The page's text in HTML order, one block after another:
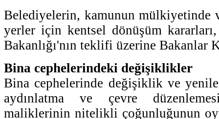
Belediyelerin, kamunun mülkiyetinde
yerler için kentsel dönüşüm
Bakanlığı'nın teklifi üzerine Bakanlar
Bina cephelerindeki değişiklikler
Bina cephelerinde değişiklik ve
aydınlatma ve çevre
maliklerinin nitelikli çoğunluğunun